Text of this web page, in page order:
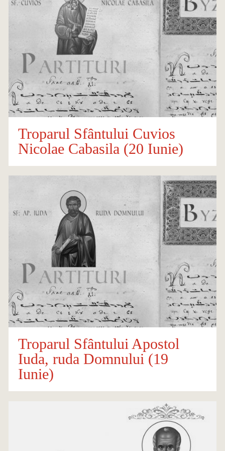
Troparul Sfântului Cuvios
Nicolae Cabasila (20 Iunie)
Troparul Sfântului Apostol
Iuda, ruda Domnului (19
Iunie)